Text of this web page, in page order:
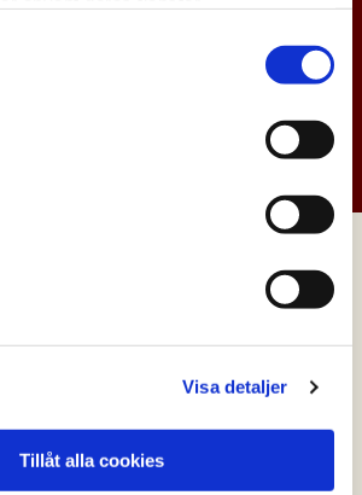
Visa detaljer
Tillåt alla cookies
EKOLOGISK. TESTA